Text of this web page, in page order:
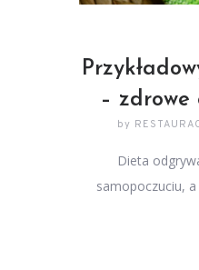
–
by
Dieta
samopoczuciu,